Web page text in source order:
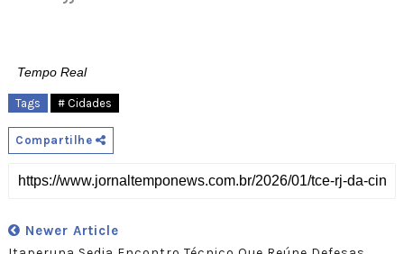
Tempo Real
Tags # Cidades
Compartilhe
Newer Article